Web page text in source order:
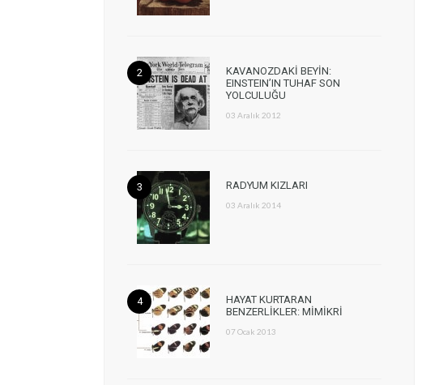
KAVANOZDAKİ BEYİN:
EINSTEIN’IN TUHAF SON
YOLCULUĞU
03 Aralık 2012
RADYUM KIZLARI
03 Aralık 2014
HAYAT KURTARAN
BENZERLİKLER: MİMİKRİ
07 Ocak 2013